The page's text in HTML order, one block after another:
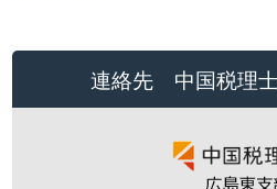
連絡先 中国税理